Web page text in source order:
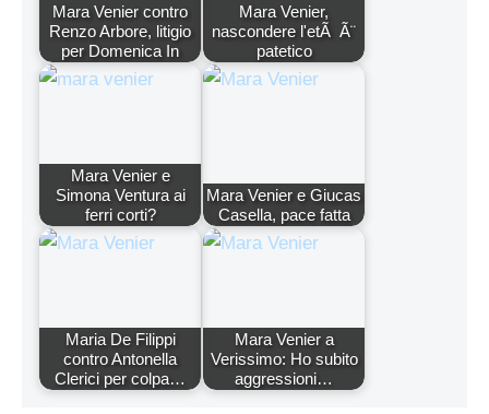
Mara Venier contro
Renzo Arbore, litigio
per Domenica In
Mara Venier,
nascondere l'etÃ Ã¨
patetico
Mara Venier e
Simona Ventura ai
ferri corti?
Mara Venier e Giucas
Casella, pace fatta
Maria De Filippi
contro Antonella
Clerici per colpa…
Mara Venier a
Verissimo: Ho subito
aggressioni…